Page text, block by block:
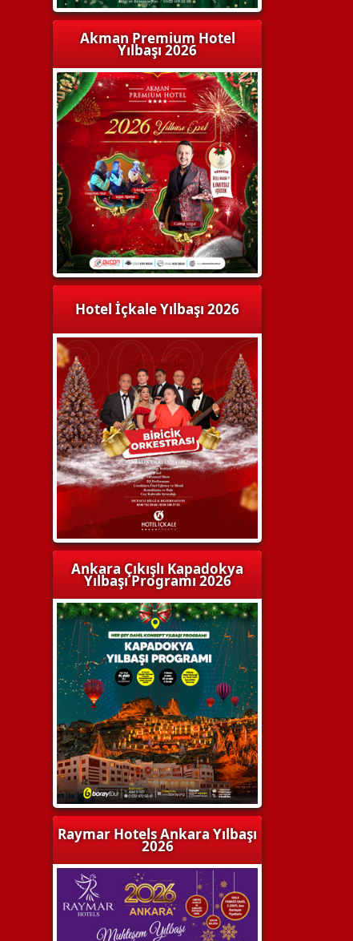
Akman Premium Hotel
Yılbaşı 2026
Hotel İçkale Yılbaşı 2026
Ankara Çıkışlı Kapadokya
Yılbaşı Programı 2026
Raymar Hotels Ankara Yılbaşı
2026